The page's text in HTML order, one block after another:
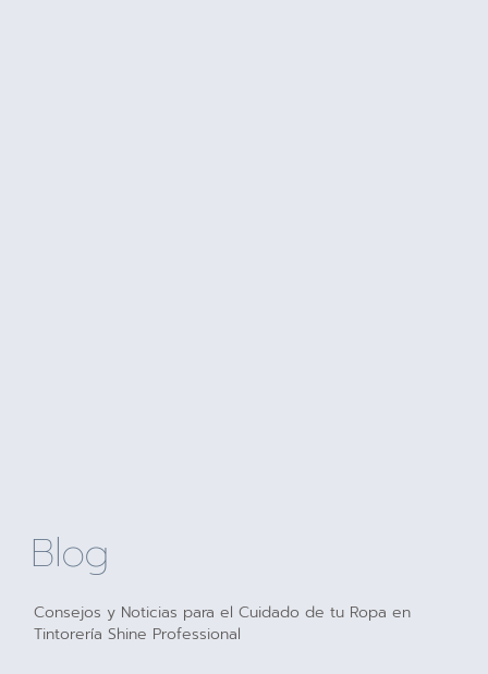
Blog
Consejos y Noticias para el Cuidado de tu Ropa en
Tintorería Shine Professional